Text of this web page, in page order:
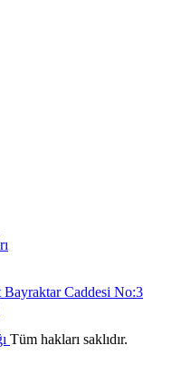
Caddesi No:3
Tüm hakları saklıdır.